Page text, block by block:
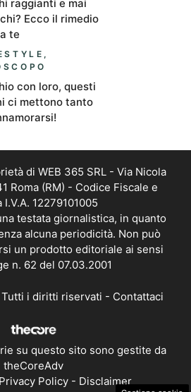
raggianti e mai
Ecco il rimedio
te
,
con loro, questi
ci mettono tanto
di WEB 365 SRL - Via Nicola
Roma (RM) - Codice Fiscale e
I.V.A. 12279101005
testata giornalistica, in quanto
alcuna periodicità. Non può
un prodotto editoriale ai sensi
n. 62 del 07.03.2001
i diritti riservati - Contattaci
su questo sito sono gestite da
theCoreAdv
Privacy Policy- Disclaimer